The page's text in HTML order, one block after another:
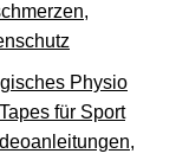
Physio
für Sport